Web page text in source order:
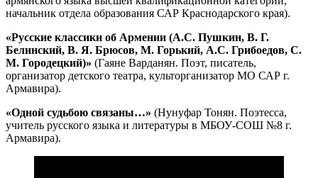
начальник отдела образования САР Краснодарского края).
«Русские классики об Армении (А.С. Пушкин, В. Г.
Белинский, В. Я. Брюсов, М. Горький, А.С. Грибоедов, С.
М. Городецкий)» (Гаяне Варданян. Поэт, писатель,
организатор детского театра, культорганизатор МО САР г.
Армавира).
«Одной судьбою связаны…» (Нунуфар Тонян. Поэтесса,
учитель русского языка и литературы в МБОУ-СОШ №8 г.
Армавира).